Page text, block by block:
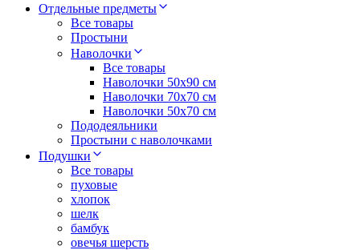
Отдельные предметы
Все товары
Простыни
Наволочки
Все товары
Наволочки 50x90 см
Наволочки 70x70 cм
Наволочки 50х70 см
Пододеяльники
Простыни с наволочками
Подушки
Все товары
пуховые
хлопок
шелк
бамбук
овечья шерсть